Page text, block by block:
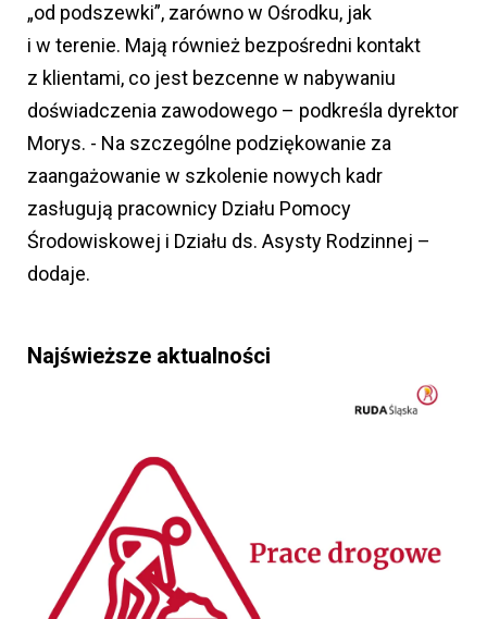
„od podszewki”, zarówno w Ośrodku, jak
i w terenie. Mają również bezpośredni kontakt
z klientami, co jest bezcenne w nabywaniu
doświadczenia zawodowego – podkreśla dyrektor
Morys. - Na szczególne podziękowanie za
zaangażowanie w szkolenie nowych kadr
zasługują pracownicy Działu Pomocy
Środowiskowej i Działu ds. Asysty Rodzinnej –
dodaje.
Najświeższe aktualności